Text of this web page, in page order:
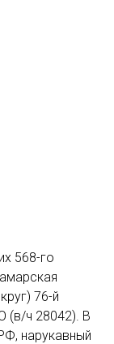
568-го
76-й
(в/ч 28042). В
нарукавный